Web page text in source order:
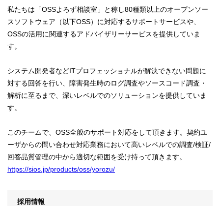
私たちは「OSSよろず相談室」と称し80種類以上のオープンソー
スソフトウェア（以下OSS）に対応するサポートサービスや、
OSSの活用に関連するアドバイザリーサービスを提供していま
す。
システム開発者などITプロフェッショナルが解決できない問題に
対する回答を行い、障害発生時のログ調査やソースコード調査・
解析に至るまで、深いレベルでのソリューションを提供していま
す。
このチームで、OSS全般のサポート対応をして頂きます。契約ユ
ーザからの問い合わせ対応業務において高いレベルでの調査/検証/
回答品質管理の中から適切な範囲を受け持って頂きます。
https://sios.jp/products/oss/yorozu/
採用情報